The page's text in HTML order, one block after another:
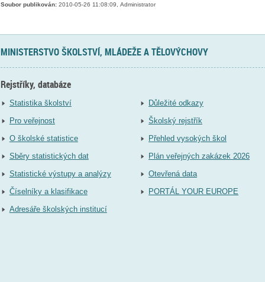
Soubor publikován:2010-05-26 11:08:09, Administrator
MINISTERSTVO ŠKOLSTVÍ, MLÁDEŽE A TĚLOVÝCHOVY
Rejstříky, databáze
Statistika školství
Pro veřejnost
O školské statistice
Sběry statistických dat
Statistické výstupy a analýzy
Číselníky a klasifikace
Adresáře školských institucí
Důležité odkazy
Školský rejstřík
Přehled vysokých škol
Plán veřejných zakázek 2026
Otevřená data
PORTÁL YOUR EUROPE